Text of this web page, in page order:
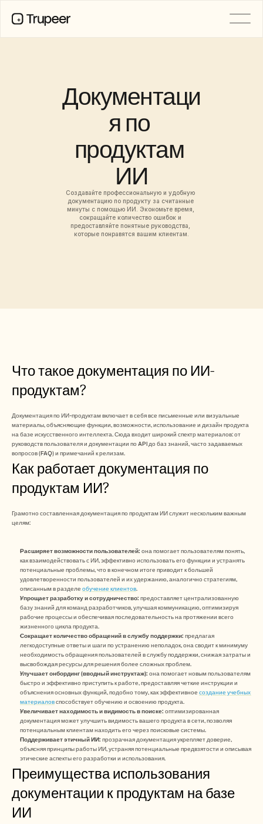
Документаци
я по
продуктам
ИИ
Создавайте профессиональную и удобную
документацию по продукту за считанные
минуты с помощью ИИ. Экономьте время,
сокращайте количество ошибок и
предоставляйте понятные руководства,
которые понравятся вашим клиентам.
Что такое документация по ИИ-
продуктам?
Документация по ИИ-продуктам включает в себя все письменные или визуальные
материалы, объясняющие функции, возможности, использование и дизайн продукта
на базе искусственного интеллекта. Сюда входит широкий спектр материалов: от
руководств пользователя и документации по API до баз знаний, часто задаваемых
вопросов (FAQ) и примечаний к релизам.
Как работает документация по
продуктам ИИ?
Грамотно составленная документация по продуктам ИИ служит нескольким важным
целям:
Расширяет возможности пользователей: она помогает пользователям понять,
как взаимодействовать с ИИ, эффективно использовать его функции и устранять
потенциальные проблемы, что в конечном итоге приводит к большей
удовлетворенности пользователей и их удержанию, аналогично стратегиям,
описанным в разделе обучение клиентов.
Упрощает разработку и сотрудничество: предоставляет централизованную
базу знаний для команд разработчиков, улучшая коммуникацию, оптимизируя
рабочие процессы и обеспечивая последовательность на протяжении всего
жизненного цикла продукта.
Сокращает количество обращений в службу поддержки: предлагая
легкодоступные ответы и шаги по устранению неполадок, она сводит к минимуму
необходимость обращения пользователей в службу поддержки, снижая затраты и
высвобождая ресурсы для решения более сложных проблем.
Улучшает онбординг (вводный инструктаж): она помогает новым пользователям
быстро и эффективно приступить к работе, предоставляя четкие инструкции и
объяснения основных функций, подобно тому, как эффективное создание учебных
материалов способствует обучению и освоению продукта.
Увеличивает находимость и видимость в поиске: оптимизированная
документация может улучшить видимость вашего продукта в сети, позволяя
потенциальным клиентам находить его через поисковые системы.
Поддерживает этичный ИИ: прозрачная документация укрепляет доверие,
объясняя принципы работы ИИ, устраняя потенциальные предвзятости и описывая
этические аспекты его разработки и использования.
Преимущества использования
документации к продуктам на базе
ИИ
Customer Stories
Help Center
Pricing
Knowledge Base
AI Screen Recording
Лидеры перемен в сфере ИИ
Выпуски продуктов
Успех клиентов
Обучение
See more
Book a Demo
Start Free Trial